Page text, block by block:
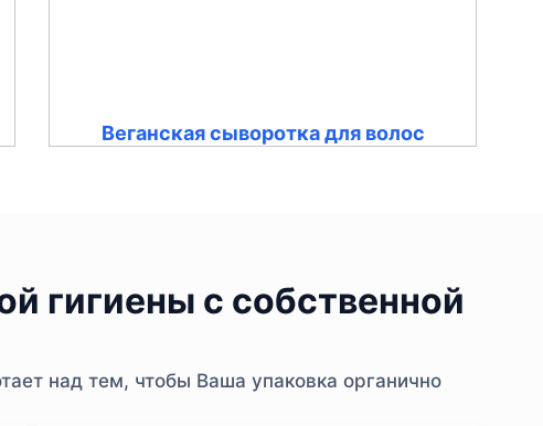
Веганская сыворотка для волос
гигиены с собственной
над тем, чтобы Ваша упаковка органично